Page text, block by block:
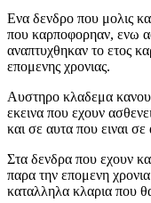
Ενα δενδρο που μολις
που καρποφορηαν, ενω
αναπτυχθηκαν το ετος
επομενης χρονιας.
Αυστηρο κλαδεμα
εκεινα που εχουν
και σε αυτα που ειναι
Στα δενδρα που εχουν
παρα την επομενη
καταλληλα κλαρια που